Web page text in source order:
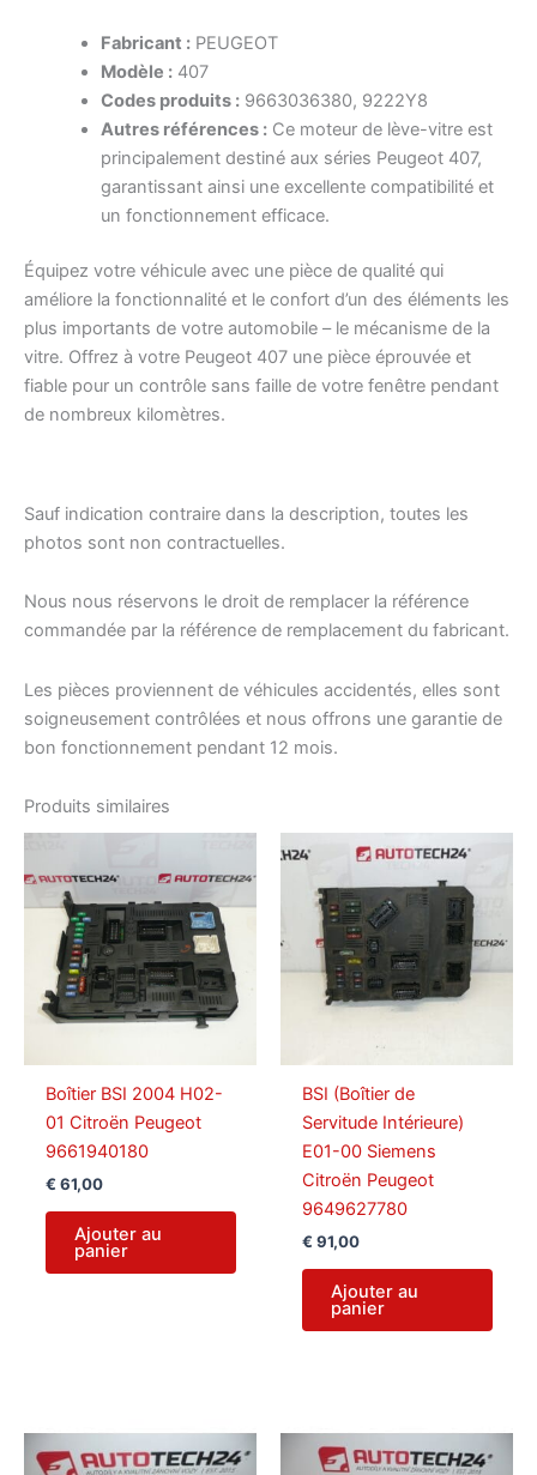
Fabricant :PEUGEOT
Modèle :407
Codes produits :9663036380, 9222Y8
Autres références :Ce moteur de lève-vitre est
principalement destiné aux séries Peugeot 407,
garantissant ainsi une excellente compatibilité et
un fonctionnement efficace.
Équipez votre véhicule avec une pièce de qualité qui
améliore la fonctionnalité et le confort d’un des éléments les
plus importants de votre automobile – le mécanisme de la
vitre. Offrez à votre Peugeot 407 une pièce éprouvée et
fiable pour un contrôle sans faille de votre fenêtre pendant
de nombreux kilomètres.
Sauf indication contraire dans la description, toutes les
photos sont non contractuelles.
Nous nous réservons le droit de remplacer la référence
commandée par la référence de remplacement du fabricant.
Les pièces proviennent de véhicules accidentés, elles sont
soigneusement contrôlées et nous offrons une garantie de
bon fonctionnement pendant 12 mois.
Produits similaires
Boîtier BSI 2004 H02-
01 Citroën Peugeot
9661940180
€ 61,00
Ajouter au
panier
BSI (Boîtier de
Servitude Intérieure)
E01-00 Siemens
Citroën Peugeot
9649627780
€ 91,00
Ajouter au
panier